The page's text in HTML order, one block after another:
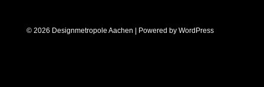
© 2026 Designmetropole Aachen | Powered by WordPress